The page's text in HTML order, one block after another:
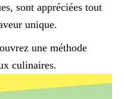
sont appréciées tout
unique.
une méthode
culinaires.